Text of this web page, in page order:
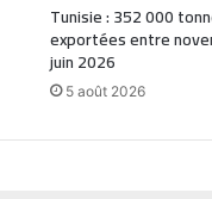
Tunisie : 352 000
exportées entre
juin 2026
5 août 2026